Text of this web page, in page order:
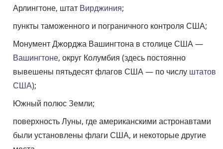
Арлингтоне, штат Вирджиния;
пункты таможенного и пограничного контроля США;
Монумент Джорджа Вашингтона в столице США —
Вашингтоне, округ Колумбия (здесь постоянно
вывешены пятьдесят флагов США — по числу штатов
США);
Южный полюс Земли;
поверхность Луны, где американскими астронавтами
были установлены флаги США, и некоторые другие